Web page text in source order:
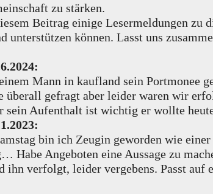
zu stärken.
Beitrag einige Lesermeldungen zu
unterstützen können. Lasst uns
Mann in kaufland sein Portmonee
überall gefragt aber leider waren wir
sein Aufenthalt ist wichtig er wollte
bin ich Zeugin geworden wie
Habe Angeboten eine Aussage zu
ihn verfolgt, leider vergebens. Passt auf